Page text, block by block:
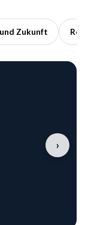
Zukunft
›